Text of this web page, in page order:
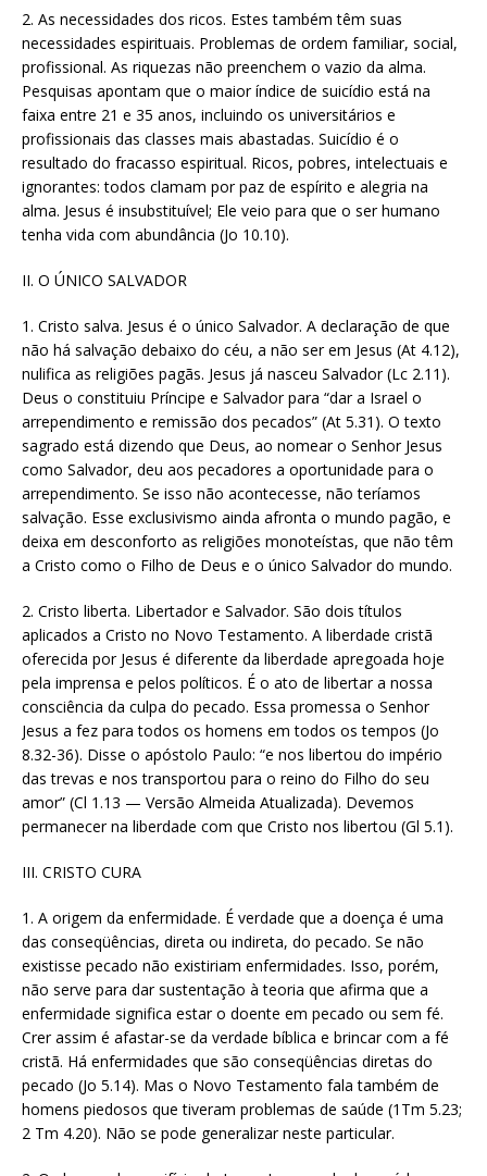
2. As necessidades dos ricos. Estes também têm suas
necessidades espirituais. Problemas de ordem familiar, social,
profissional. As riquezas não preenchem o vazio da alma.
Pesquisas apontam que o maior índice de suicídio está na
faixa entre 21 e 35 anos, incluindo os universitários e
profissionais das classes mais abastadas. Suicídio é o
resultado do fracasso espiritual. Ricos, pobres, intelectuais e
ignorantes: todos clamam por paz de espírito e alegria na
alma. Jesus é insubstituível; Ele veio para que o ser humano
tenha vida com abundância (Jo 10.10).
II. O ÚNICO SALVADOR
1. Cristo salva. Jesus é o único Salvador. A declaração de que
não há salvação debaixo do céu, a não ser em Jesus (At 4.12),
nulifica as religiões pagãs. Jesus já nasceu Salvador (Lc 2.11).
Deus o constituiu Príncipe e Salvador para “dar a Israel o
arrependimento e remissão dos pecados” (At 5.31). O texto
sagrado está dizendo que Deus, ao nomear o Senhor Jesus
como Salvador, deu aos pecadores a oportunidade para o
arrependimento. Se isso não acontecesse, não teríamos
salvação. Esse exclusivismo ainda afronta o mundo pagão, e
deixa em desconforto as religiões monoteístas, que não têm
a Cristo como o Filho de Deus e o único Salvador do mundo.
2. Cristo liberta. Libertador e Salvador. São dois títulos
aplicados a Cristo no Novo Testamento. A liberdade cristã
oferecida por Jesus é diferente da liberdade apregoada hoje
pela imprensa e pelos políticos. É o ato de libertar a nossa
consciência da culpa do pecado. Essa promessa o Senhor
Jesus a fez para todos os homens em todos os tempos (Jo
8.32-36). Disse o apóstolo Paulo: “e nos libertou do império
das trevas e nos transportou para o reino do Filho do seu
amor” (Cl 1.13 — Versão Almeida Atualizada). Devemos
permanecer na liberdade com que Cristo nos libertou (Gl 5.1).
III. CRISTO CURA
1. A origem da enfermidade. É verdade que a doença é uma
das conseqüências, direta ou indireta, do pecado. Se não
existisse pecado não existiriam enfermidades. Isso, porém,
não serve para dar sustentação à teoria que afirma que a
enfermidade significa estar o doente em pecado ou sem fé.
Crer assim é afastar-se da verdade bíblica e brincar com a fé
cristã. Há enfermidades que são conseqüências diretas do
pecado (Jo 5.14). Mas o Novo Testamento fala também de
homens piedosos que tiveram problemas de saúde (1Tm 5.23;
2 Tm 4.20). Não se pode generalizar neste particular.